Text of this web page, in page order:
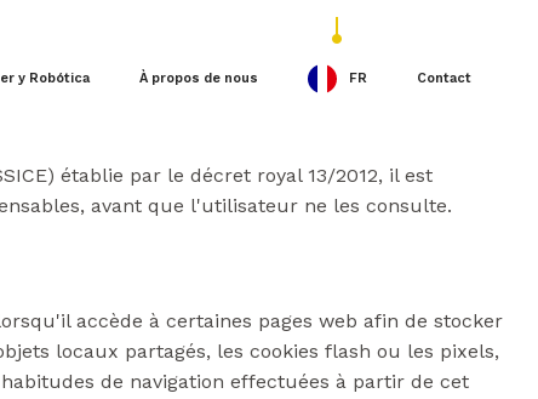
y Robótica À propos de nous FR Contact
établie par le décret royal 13/2012, il est
avant que l'utilisateur ne les consulte.
accède à certaines pages web afin de stocker
locaux partagés, les cookies flash ou les pixels,
de navigation effectuées à partir de cet